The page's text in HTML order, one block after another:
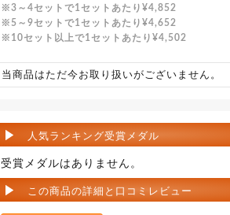
3～4セットで1セットあたり ¥4,852
5～9セットで1セットあたり ¥4,652
10セット以上で1セットあたり ¥4,502
当商品はただ今お取り扱いがございません。
人気ランキング受賞メダル
受賞メダルはありません。
この商品の詳細と口コミレビュー